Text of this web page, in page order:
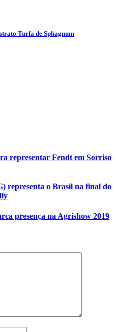
Turfa de Sphagnum
representar Fendt em Sorriso
representa o Brasil na final do
presença na Agrishow 2019